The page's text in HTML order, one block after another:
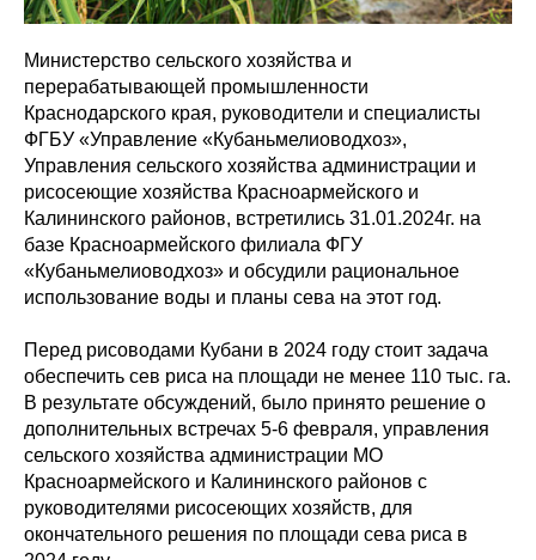
Министерство сельского хозяйства и
перерабатывающей промышленности
Краснодарского края, руководители и специалисты
ФГБУ «Управление «Кубаньмелиоводхоз»,
Управления сельского хозяйства администрации и
рисосеющие хозяйства Красноармейского и
Калининского районов, встретились 31.01.2024г. на
базе Красноармейского филиала ФГУ
«Кубаньмелиоводхоз» и обсудили рациональное
использование воды и планы сева на этот год.
Перед рисоводами Кубани в 2024 году стоит задача
обеспечить сев риса на площади не менее 110 тыс. га.
В результате обсуждений, было принято решение о
дополнительных встречах 5-6 февраля, управления
сельского хозяйства администрации МО
Красноармейского и Калининского районов с
руководителями рисосеющих хозяйств, для
окончательного решения по площади сева риса в